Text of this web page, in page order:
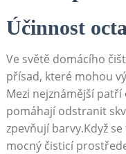
Účinnost
Ve světě domácího
přísad, které mohou
Mezi⁢ nejznámější
pomáhají odstranit
zpevňují barvy.Když
⁤mocný čisticí